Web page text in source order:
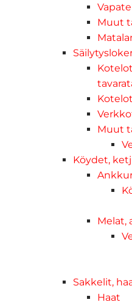
Muut
Muut
Köydet,
Melat,
Sakkelit,
Haat